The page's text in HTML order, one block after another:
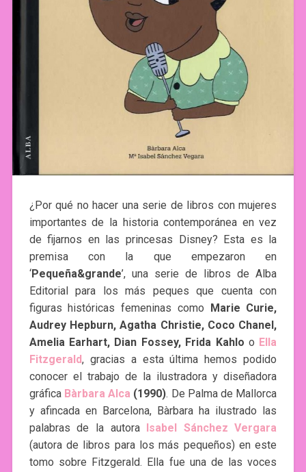
¿Por qué no hacer una serie de libros con mujeres
importantes de la historia contemporánea en vez
de fijarnos en las princesas Disney? Esta es la
premisa con la que empezaron en
‘Pequeña&grande’, una serie de libros de Alba
Editorial para los más peques que cuenta con
figuras históricas femeninas como
Marie Curie,
Audrey Hepburn, Agatha Christie, Coco Chanel,
Amelia Earhart, Dian Fossey, Frida Kahlo o Ella
Fitzgerald, gracias a esta última hemos podido
conocer el trabajo de la ilustradora y diseñadora
gráfica Bàrbara Alca (1990). De Palma de Mallorca
y afincada en Barcelona, Bàrbara ha ilustrado las
palabras de la autora
Isabel Sánchez Vergara
(autora de libros para los más pequeños) en este
tomo sobre Fitzgerald. Ella fue una de las voces